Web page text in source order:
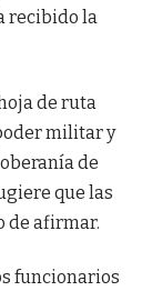
recibido la
de ruta
militar y
de
que las
de afirmar.
funcionarios